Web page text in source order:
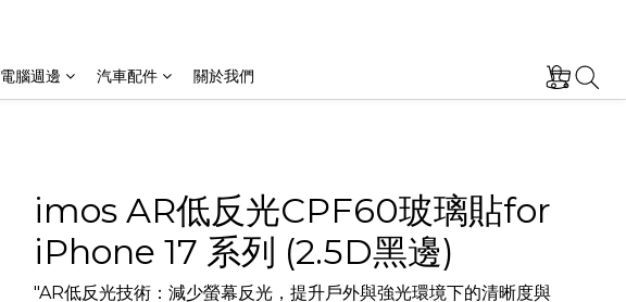
電腦週邊 汽車配件 關於我們
imos AR低反光CPF60玻璃貼for
iPhone 17 系列 (2.5D黑邊)
"AR低反光技術：減少螢幕反光，提升戶外與強光環境下的清晰度與